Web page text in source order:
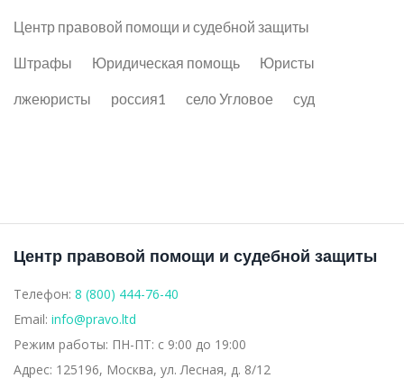
Центр правовой помощи и судебной защиты
Штрафы Юридическая помощь Юристы
лжеюристы россия1 село Угловое суд
Центр правовой помощи и судебной защиты
Телефон: 8 (800) 444-76-40
Email: info@pravo.ltd
Режим работы: ПН-ПТ: с 9:00 до 19:00
Адрес: 125196, Москва, ул. Лесная, д. 8/12